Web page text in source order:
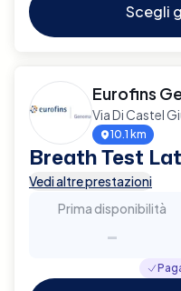
Scegli
Eurofins
Via Di Castel
10.1 km
Breath Test
Vedi altre prestazioni
Prima disponibilità
-